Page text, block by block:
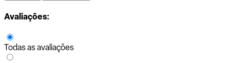
Avaliações:
Todas as avaliações